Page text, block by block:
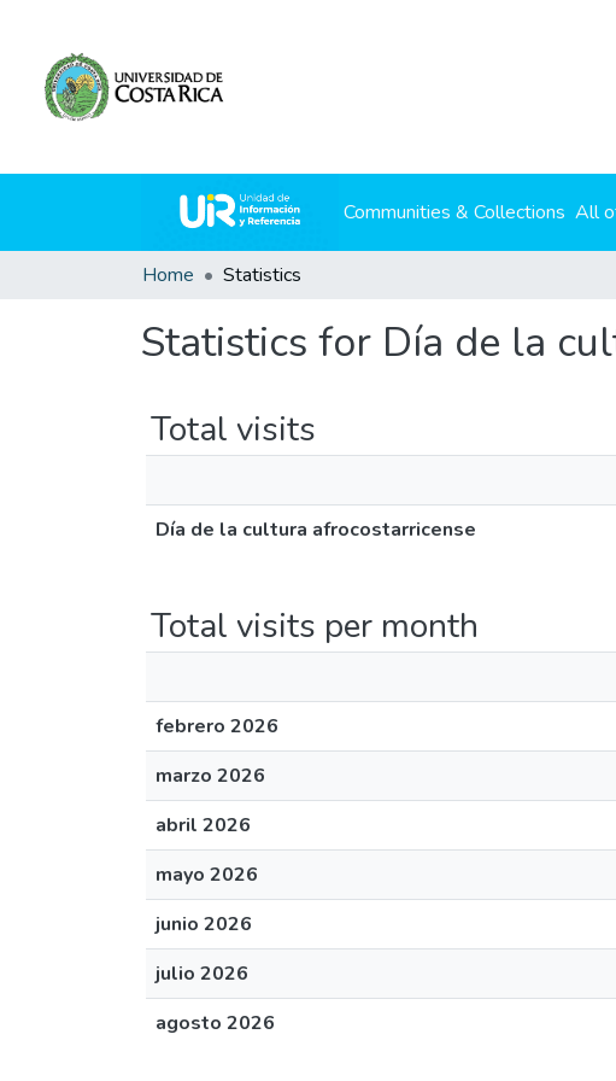
Communities & Collections All
Home Statistics
Statistics for Día de la
Total visits
Día de la cultura afrocostarricense
Total visits per month
febrero 2026
marzo 2026
abril 2026
mayo 2026
junio 2026
julio 2026
agosto 2026